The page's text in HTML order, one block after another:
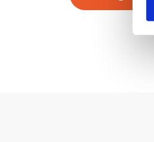
winkels
– Aan de